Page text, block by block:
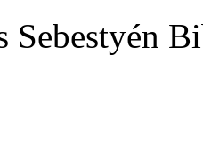
Sebestyén